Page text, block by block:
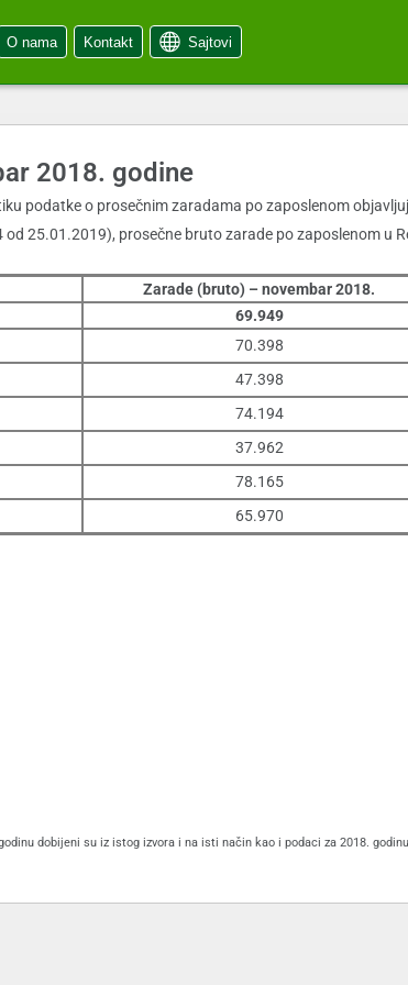
O nama Kontakt Sajtovi
2018. godine
podatke o prosečnim zaradama po zaposlenom
25.01.2019), prosečne bruto zarade po zaposlenom u
Zarade (bruto) – novembar 2018.
69.949
70.398
47.398
74.194
37.962
78.165
65.970
dobijeni su iz istog izvora i na isti način kao i podaci za 2018.